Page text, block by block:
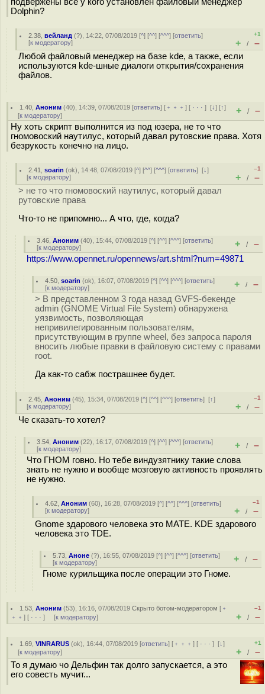
Dolphin?
2.38 ,вейланд (?), 14:22, 07/08/2019 [^] [^^] [^^^] [ответить]
[к модератору]
+1
+ / –
Любой файловый менеджер на базе kde, а также, если
используются kde-шные диалоги открытия/сохранения
файлов.
1.40 ,Аноним (40), 14:39, 07/08/2019 [ответить] [ ﹢﹢﹢] [ · · ·][↓] [↑]
[к модератору] + / –
Ну хоть скрипт выполнится из под юзера, не то что
гномовоский наутилус, который давал рутовские права. Хотя
безрукость конечно на лицо.
2.41 ,soarin (ok), 14:48, 07/08/2019 [^] [^^] [^^^] [ответить][↓]
[к модератору]
–1
+ / –
> не то что гномовоский наутилус, который давал
рутовские права
Что-то не припомню... А что, где, когда?
3.46 ,Аноним (40), 15:44, 07/08/2019 [^] [^^] [^^^] [ответить]
[к модератору] + / –
https://www.opennet.ru/opennews/art.shtml?num=49871
4.50 ,soarin (ok), 16:07, 07/08/2019 [^] [^^] [^^^] [ответить]
[к модератору] + / –
> В представленном 3 года назад GVFS-бекенде
admin (GNOME Virtual File System) обнаружена
уязвимость, позволяющая
непривилегированным пользователям,
присутствующим в группе wheel, без запроса пароля
вносить любые правки в файловую систему с правами
root.
Да как-то сабж пострашнее будет.
2.45 ,Аноним (45), 15:34, 07/08/2019 [^] [^^] [^^^] [ответить][↑]
[к модератору]
–1
+ / –
Че сказать-то хотел?
3.54 ,Аноним (22), 16:17, 07/08/2019 [^] [^^] [^^^] [ответить]
[к модератору] + / –
Что ГНОМ говно. Но тебе виндузятнику такие слова
знать не нужно и вообще мозговую активность проявлять
не нужно.
4.62 ,Аноним (60), 16:28, 07/08/2019 [^] [^^] [^^^] [ответить]
[к модератору]
–1
+ / –
Gnome здарового человека это MATE. KDE здарового
человека это TDE.
5.73 ,Аноне (?), 16:55, 07/08/2019 [^] [^^] [^^^] [ответить]
[к модератору] + / –
Гноме курильщика после операции это Гноме.
1.53 ,Аноним (53), 16:16, 07/08/2019Скрыто ботом-модератором [ ﹢
﹢﹢ ] [ · · · ] [к модератору]
–1
+ / –
1.69 ,VINRARUS (ok), 16:44, 07/08/2019 [ответить] [ ﹢﹢﹢] [ · · ·][↓]
[к модератору]
+1
+ / –
То я думаю чо Дельфин так долго запускается, а это
его совесть мучит...